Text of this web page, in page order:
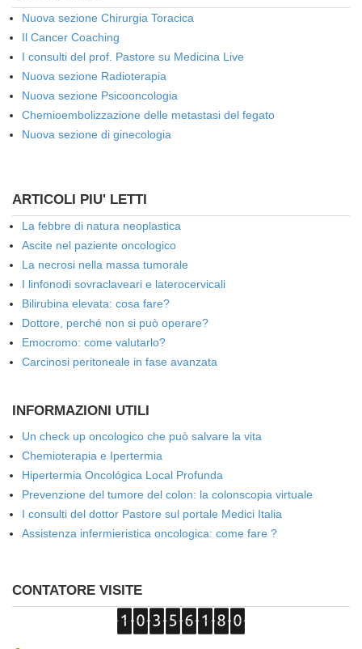
Nuova sezione Chirurgia Toracica
Il Cancer Coaching
I consulti del prof. Pastore su Medicina Live
Nuova sezione Radioterapia
Nuova sezione Psicooncologia
Chemioembolizzazione delle metastasi del fegato
Nuova sezione di ginecologia
ARTICOLI PIU' LETTI
La febbre di natura neoplastica
Ascite nel paziente oncologico
La necrosi nella massa tumorale
I linfonodi sovraclaveari e laterocervicali
Bilirubina elevata: cosa fare?
Dottore, perché non si può operare?
Emocromo: come valutarlo?
Carcinosi peritoneale in fase avanzata
INFORMAZIONI UTILI
Un check up oncologico che può salvare la vita
Chemioterapia e Ipertermia
Hipertermia Oncológica Local Profunda
Prevenzione del tumore del colon: la colonscopia virtuale
I consulti del dottor Pastore sul portale Medici Italia
Assistenza infermieristica oncologica: come fare ?
CONTATORE VISITE